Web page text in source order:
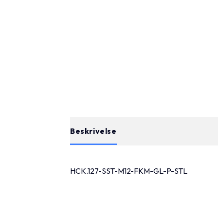
Beskrivelse
HCK.127-SST-M12-FKM-GL-P-STL